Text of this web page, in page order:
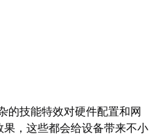
的技能特效对硬件配置和网
，这些都会给设备带来不小